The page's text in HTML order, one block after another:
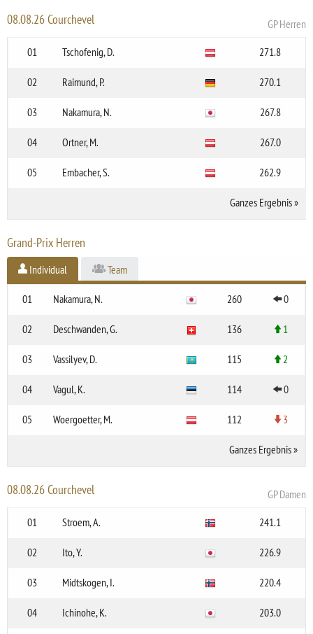
08.08.26 Courchevel
GP Herren
01
Tschofenig, D. 271.8
02 Raimund, P. 270.1
03 Nakamura, N. 267.8
04 Ortner, M. 267.0
05 Embacher, S. 262.9
Ganzes Ergebnis»
Grand-Prix Herren
Individual Team
01 Nakamura, N. 260 0
02 Deschwanden, G. 136 1
03 Vassilyev, D. 115 2
04 Vagul, K. 114 0
05 Woergoetter, M. 112 3
Ganzes Ergebnis»
08.08.26 Courchevel
GP Damen
01
Stroem, A. 241.1
02 Ito, Y. 226.9
03 Midtskogen, I. 220.4
04 Ichinohe, K. 203.0